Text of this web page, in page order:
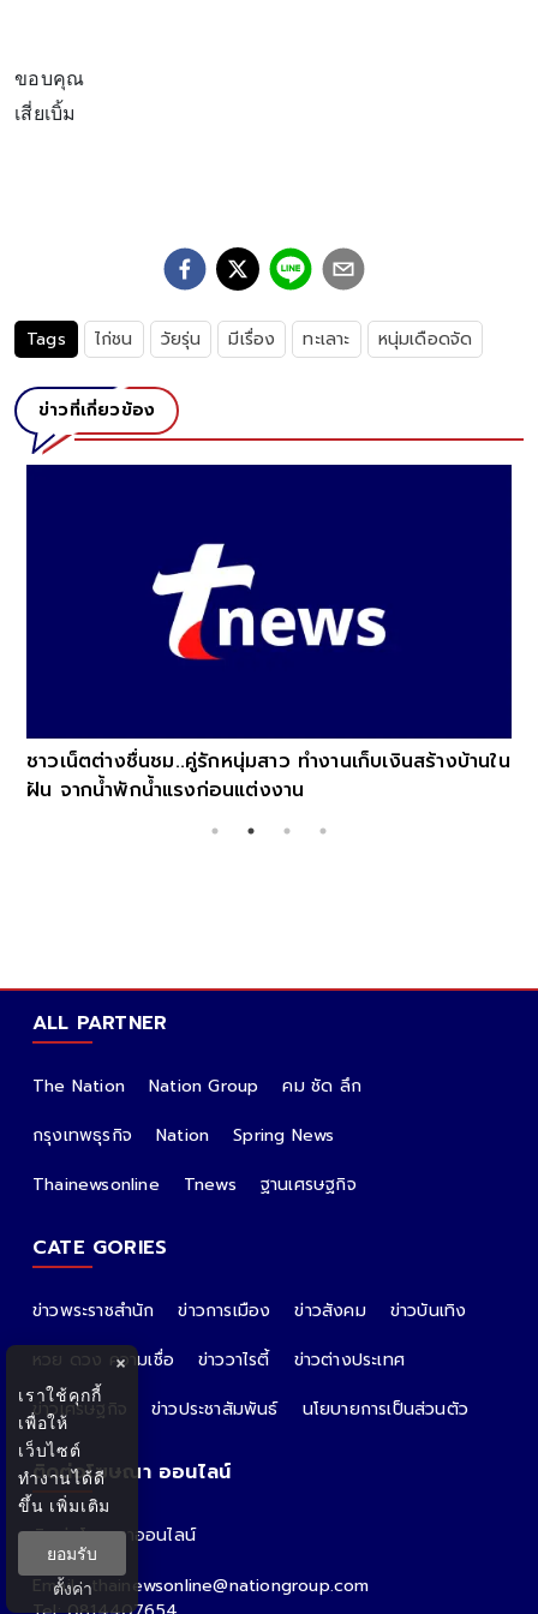
ขอบคุณ
เสี่ยเบิ้ม
Tags ไก่ชน วัยรุ่น มีเรื่อง ทะเลาะ หนุ่มเดือดจัด
ข่าวที่เกี่ยวข้อง
ชาวเน็ตต่างชื่นชม..คู่รักหนุ่มสาว ทำงานเก็บเงินสร้างบ้านใน
ฝัน จากน้ำพักน้ำแรงก่อนแต่งงาน
ALL PARTNER
The Nation Nation Group
คม ชัด ลึก
กรุงเทพธุรกิจ
Nation
Spring News
Thainewsonline
Tnews ฐานเศรษฐกิจ
CATE GORIES
ข่าวพระราชสำนัก ข่าวการเมือง ข่าวสังคม
ข่าวบันเทิง
หวย ดวง ความเชื่อ
ข่าววาไรตี้
ข่าวต่างประเทศ
ข่าวเศรษฐกิจ
ข่าวประชาสัมพันธ์ นโยบายการเป็นส่วนตัว
ติดต่อโฆษณา ออนไลน์
ติดต่อโฆษณาออนไลน์
คุณอ้อ
Email : thainewsonline@nationgroup.com
×
เราใช้คุกกี้
เพื่อให้
เว็บไซต์
ทำงานได้ดี
ขึ้น เพิ่มเติม
ยอมรับ
ตั้งค่า